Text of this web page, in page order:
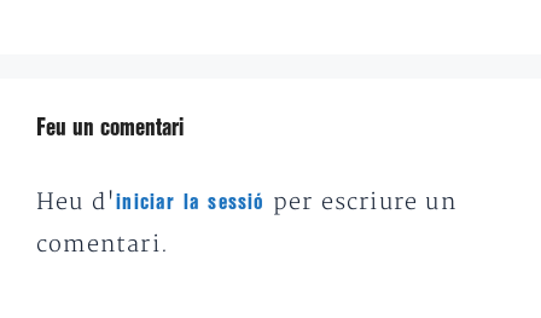
Feu un comentari
Heu d'iniciar la sessió
per escriure un
comentari.